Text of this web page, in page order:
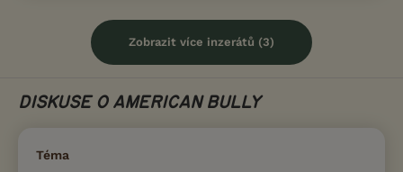
Zobrazit více inzerátů (3)
DISKUSE O AMERICAN BULLY
Téma